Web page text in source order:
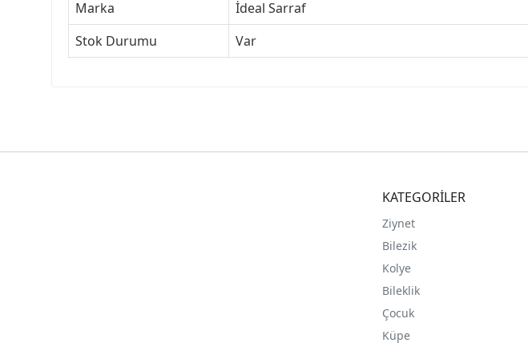
Marka
İdeal Sarraf
Stok Durumu
Var
KATEGORİLER
Ziynet
Bilezik
Kolye
Bileklik
Çocuk
Küpe